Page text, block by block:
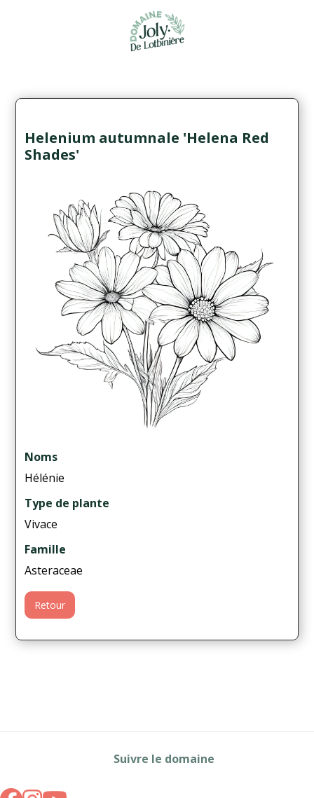
Helenium autumnale 'Helena Red
Shades'
Noms
Hélénie
Type de plante
Vivace
Famille
Asteraceae
Retour
Suivre le domaine